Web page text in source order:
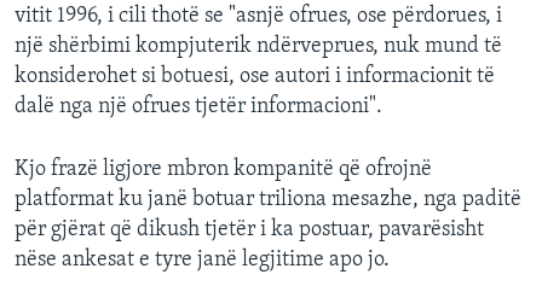
vitit 1996, i cili thotë se "asnjë ofrues, ose përdorues, i
një shërbimi kompjuterik ndërveprues, nuk mund të
konsiderohet si botuesi, ose autori i informacionit të
dalë nga një ofrues tjetër informacioni".
Kjo frazë ligjore mbron kompanitë që ofrojnë
platformat ku janë botuar triliona mesazhe, nga paditë
për gjërat që dikush tjetër i ka postuar, pavarësisht
nëse ankesat e tyre janë legjitime apo jo.